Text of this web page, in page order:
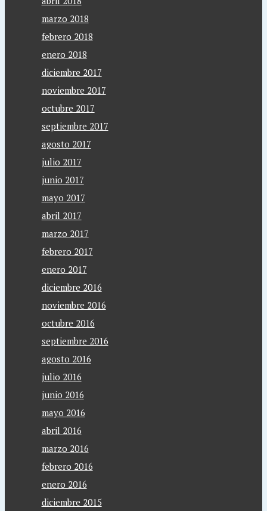
marzo 2018
febrero 2018
enero 2018
diciembre 2017
noviembre 2017
octubre 2017
septiembre 2017
agosto 2017
julio 2017
junio 2017
mayo 2017
abril 2017
marzo 2017
febrero 2017
enero 2017
diciembre 2016
noviembre 2016
octubre 2016
septiembre 2016
agosto 2016
julio 2016
junio 2016
mayo 2016
abril 2016
marzo 2016
febrero 2016
enero 2016
diciembre 2015